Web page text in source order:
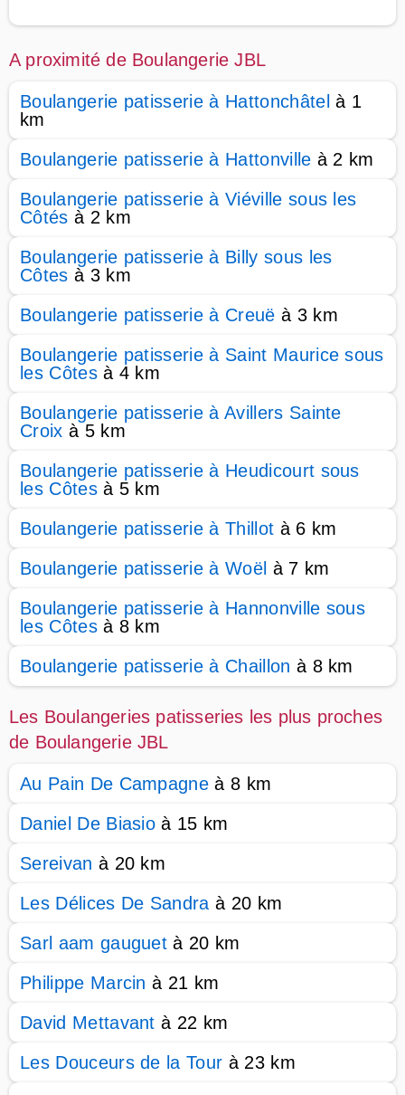
A proximité de Boulangerie JBL
Boulangerie patisserie à Hattonchâtel à 1
km
Boulangerie patisserie à Hattonville à 2 km
Boulangerie patisserie à Viéville sous les
Côtés à 2 km
Boulangerie patisserie à Billy sous les
Côtes à 3 km
Boulangerie patisserie à Creuë à 3 km
Boulangerie patisserie à Saint Maurice sous
les Côtesà 4 km
Boulangerie patisserie à Avillers Sainte
Croix à 5 km
Boulangerie patisserie à Heudicourt sous
les Côtesà 5 km
Boulangerie patisserie à Thillot à 6 km
Boulangerie patisserie à Woël à 7 km
Boulangerie patisserie à Hannonville sous
les Côtesà 8 km
Boulangerie patisserie à Chaillon à 8 km
Les Boulangeries patisseries les plus proches
de Boulangerie JBL
Au Pain De Campagne à 8 km
Daniel De Biasio à 15 km
Sereivan à 20 km
Les Délices De Sandra à 20 km
Sarl aam gauguet à 20 km
Philippe Marcin à 21 km
David Mettavant à 22 km
Les Douceurs de la Tour à 23 km